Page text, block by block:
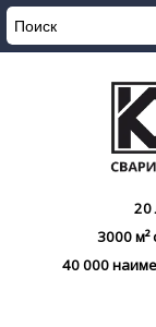
20
3000 м²
40 000